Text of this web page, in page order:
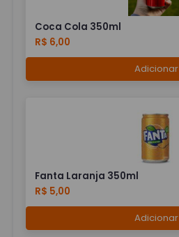
Coca Cola 350ml
R$ 6,00
Adicionar
Fanta Laranja 350ml
R$ 5,00
Adicionar